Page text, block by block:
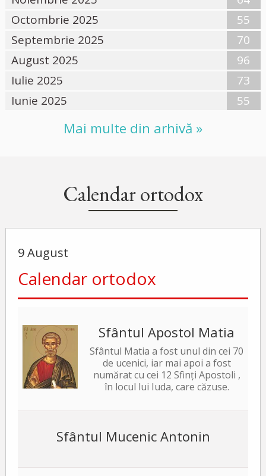
Octombrie 2025
55
Septembrie 2025
70
August 2025
96
Iulie 2025
73
Iunie 2025
55
Mai multe din arhivă »
Calendar ortodox
9 August
Calendar ortodox
Sfântul Apostol Matia
Sfântul Matia a fost unul din cei 70
de ucenici, iar mai apoi a fost
numărat cu cei 12 Sfinți Apostoli ,
în locul lui Iuda, care căzuse.
Sfântul Mucenic Antonin